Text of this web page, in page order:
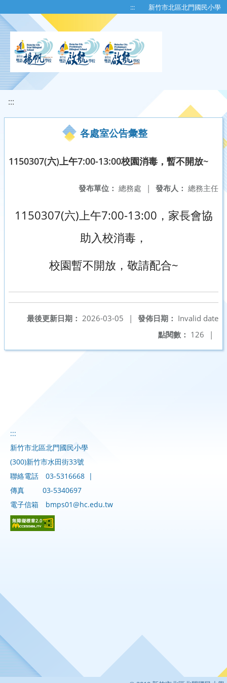
::: 新竹市北區北門國民小學
:::
各處室公告彙整
1150307(六)上午7:00-13:00校園消毒，暫不開放~
發布人： 總務主任
發布單位： 總務處 |
1150307(六)上午7:00-13:00，家長會協
助入校消毒，
校園暫不開放，敬請配合~
發佈日期： Invalid date
最後更新日期： 2026-03-05
|
點閱數： 126 |
:::
新竹市北區北門國民小學
(300)新竹市水田街33號
聯絡電話
03-5316668 |
傳真
03-5340697
電子信箱
bmps01@hc.edu.tw